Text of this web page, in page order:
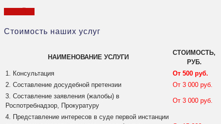
Стоимость наших услуг
НАИМЕНОВАНИЕ УСЛУГИ
СТОИМОСТЬ,
РУБ.
1. Консультация
От 500 руб.
2. Составление досудебной претензии
От 3 000 руб.
3. Составление заявления (жалобы) в
Роспотребнадзор, Прокуратуру
От 3 000 руб.
4. Представление интересов в суде первой инстанции